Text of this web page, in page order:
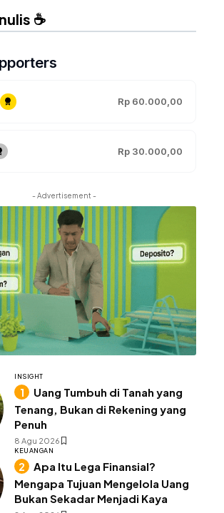
☕
Rp 60.000,00
Rp 30.000,00
- Advertisement -
INSIGHT
Uang Tumbuh di Tanah yang
Tenang, Bukan di Rekening yang
Penuh
8 Agu 2026
KEUANGAN
Apa Itu Lega Finansial?
Mengapa Tujuan Mengelola Uang
Bukan Sekadar Menjadi Kaya